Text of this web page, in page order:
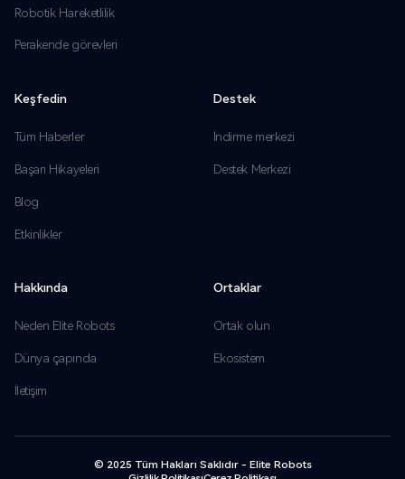
Robotik Hareketlilik
Perakende görevleri
Keşfedin
Tüm Haberler
Başarı Hikayeleri
Blog
Etkinlikler
Destek
İndirme merkezi
Destek Merkezi
Hakkında
Neden Elite Robots
Dünya çapında
İletişim
Ortaklar
Ortak olun
Ekosistem
© 2025 Tüm Hakları Saklıdır - Elite Robots